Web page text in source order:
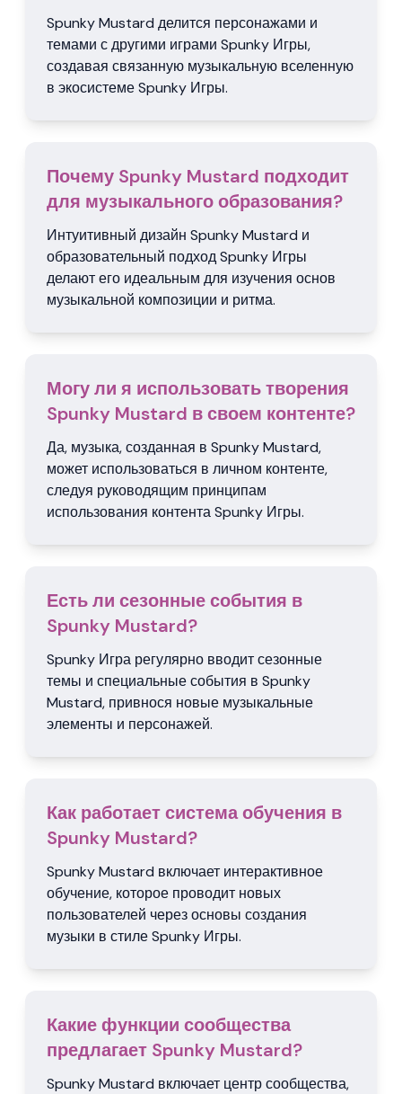
Spunky Mustard делится персонажами и
темами с другими играми Spunky Игры,
создавая связанную музыкальную вселенную
в экосистеме Spunky Игры.
Почему Spunky Mustard подходит
для музыкального образования?
Интуитивный дизайн Spunky Mustard и
образовательный подход Spunky Игры
делают его идеальным для изучения основ
музыкальной композиции и ритма.
Могу ли я использовать творения
Spunky Mustard в своем контенте?
Да, музыка, созданная в Spunky Mustard,
может использоваться в личном контенте,
следуя руководящим принципам
использования контента Spunky Игры.
Есть ли сезонные события в
Spunky Mustard?
Spunky Игра регулярно вводит сезонные
темы и специальные события в Spunky
Mustard, привнося новые музыкальные
элементы и персонажей.
Как работает система обучения в
Spunky Mustard?
Spunky Mustard включает интерактивное
обучение, которое проводит новых
пользователей через основы создания
музыки в стиле Spunky Игры.
Какие функции сообщества
предлагает Spunky Mustard?
Spunky Mustard включает центр сообщества,